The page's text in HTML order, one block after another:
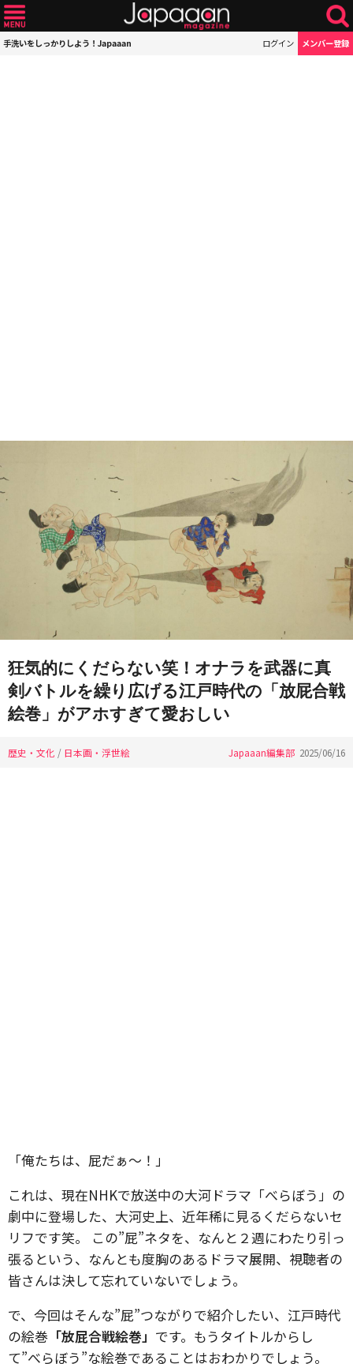
手洗いをしっかりしよう！Japaaan ログイン メンバー登録
狂気的にくだらない笑！オナラを武器に真
剣バトルを繰り広げる江戸時代の「放屁合戦
絵巻」がアホすぎて愛おしい
歴史・文化 / 日本画・浮世絵 Japaaan編集部 2025/06/16
「俺たちは、屁だぁ～！」
これは、現在NHKで放送中の大河ドラマ「べらぼう」の
劇中に登場した、大河史上、近年稀に見るくだらないセ
リフです笑。 この”屁”ネタを、なんと２週にわたり引っ
張るという、なんとも度胸のあるドラマ展開、視聴者の
皆さんは決して忘れていないでしょう。
で、今回はそんな”屁”つながりで紹介したい、江戸時代
の絵巻 「放屁合戦絵巻」 です。もうタイトルからし
て”べらぼう”な絵巻であることはおわかりでしょう。